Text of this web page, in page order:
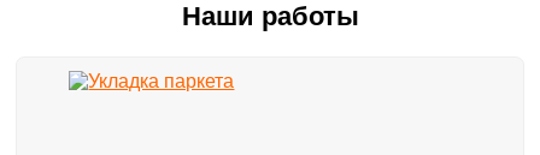
Наши работы